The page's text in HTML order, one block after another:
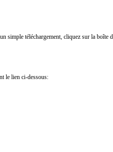
simple téléchargement, cliquez sur la
le lien ci-dessous: